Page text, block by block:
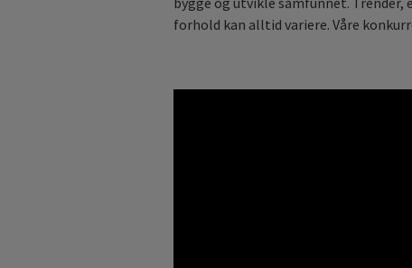
forhold kan alltid variere. Våre